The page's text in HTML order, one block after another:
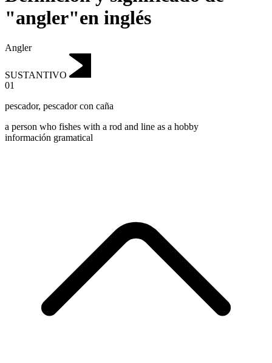
"angler"en inglés
Angler
SUSTANTIVO
01
pescador, pescador con caña
a person who fishes with a rod and line as a hobby
información gramatical